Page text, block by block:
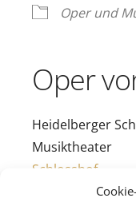
Oper und
Oper
Heidelberger
Musiktheater
Schlosshof
Libretto von